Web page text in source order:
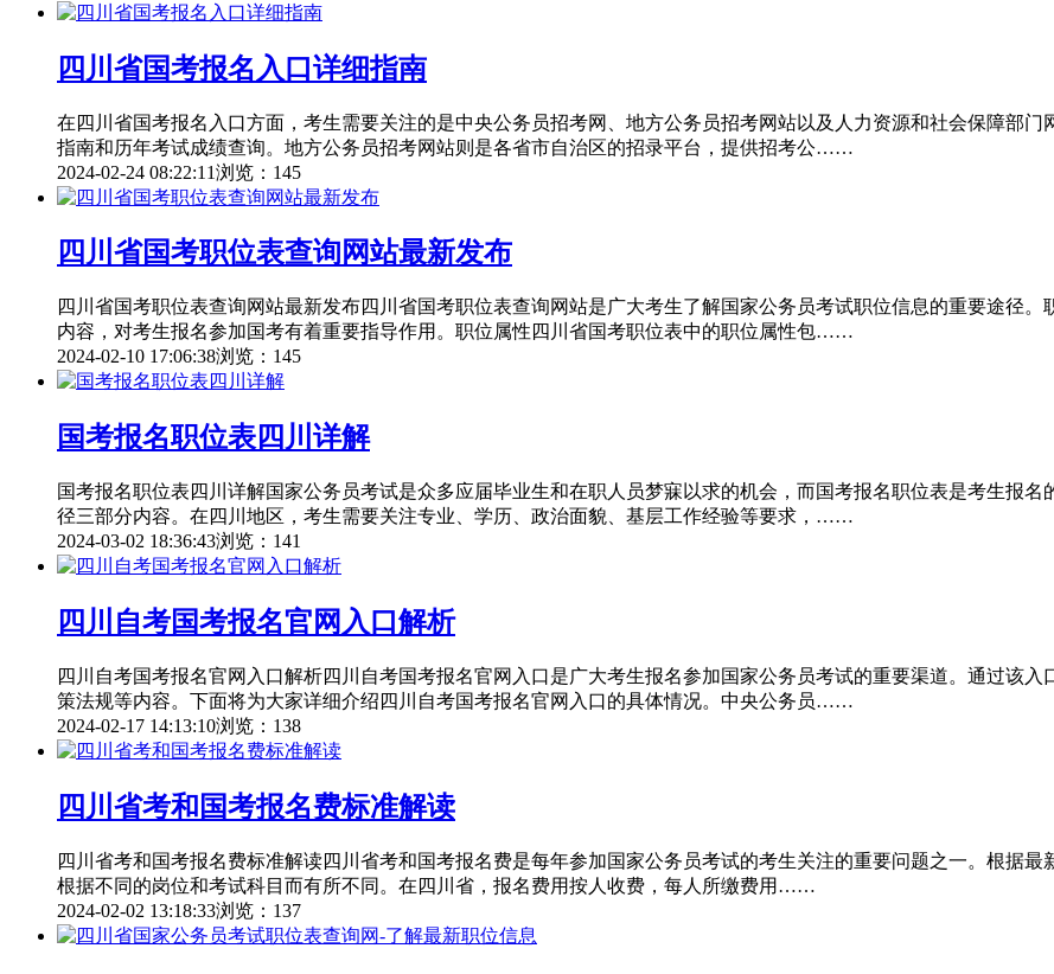
四川省国考报名入口详细指南
在四川省国考报名入口方面，考生需要关注的是中央公务员招考网、地方公务员招考网站以及人力资源和社会保障部
指南和历年考试成绩查询。地方公务员招考网站则是各省市自治区的招录平台，提供招考公……
2024-02-24 08:22:11浏览：145
四川省国考职位表查询网站最新发布
四川省国考职位表查询网站最新发布四川省国考职位表查询网站是广大考生了解国家公务员考试职位信息的重要途径
内容，对考生报名参加国考有着重要指导作用。职位属性四川省国考职位表中的职位属性包……
2024-02-10 17:06:38浏览：145
国考报名职位表四川详解
国考报名职位表四川详解国家公务员考试是众多应届毕业生和在职人员梦寐以求的机会，而国考报名职位表是考生报
径三部分内容。在四川地区，考生需要关注专业、学历、政治面貌、基层工作经验等要求，……
2024-03-02 18:36:43浏览：141
四川自考国考报名官网入口解析
四川自考国考报名官网入口解析四川自考国考报名官网入口是广大考生报名参加国家公务员考试的重要渠道。通过该
策法规等内容。下面将为大家详细介绍四川自考国考报名官网入口的具体情况。中央公务员……
2024-02-17 14:13:10浏览：138
四川省考和国考报名费标准解读
四川省考和国考报名费标准解读四川省考和国考报名费是每年参加国家公务员考试的考生关注的重要问题之一。根据
根据不同的岗位和考试科目而有所不同。在四川省，报名费用按人收费，每人所缴费用……
2024-02-02 13:18:33浏览：137